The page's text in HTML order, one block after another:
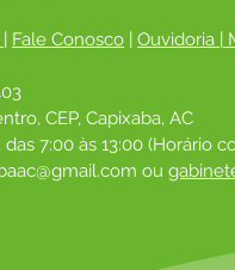
Fale Conosco Ouvidoria
CEP, Capixaba, AC
7:00 às 13:00 (Horário
ou